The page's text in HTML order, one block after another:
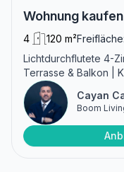
Wohnung
4 120 m²Freifläche:
Lichtdurchflutete 4-
Terrasse & Balkon |
Cayan
Boom